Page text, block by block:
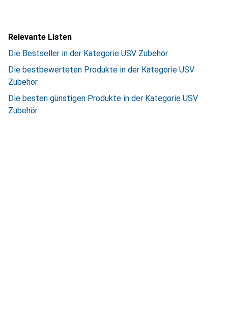
Relevante Listen
Die Bestseller in der Kategorie USV Zubehör
Die bestbewerteten Produkte in der Kategorie USV
Zubehör
Die besten günstigen Produkte in der Kategorie USV
Zubehör